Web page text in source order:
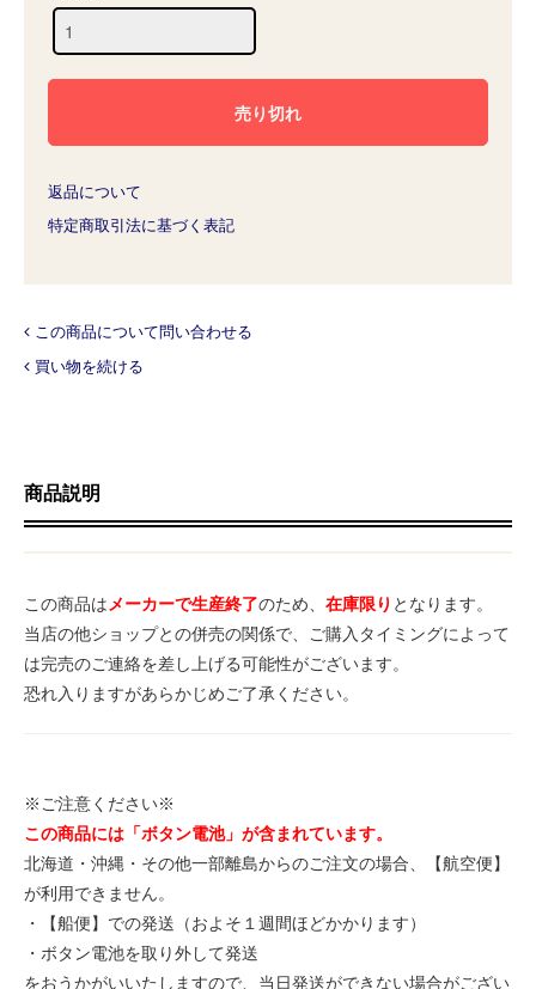
返品について
特定商取引法に基づく表記
この商品について問い合わせる
買い物を続ける
商品説明
この商品は メーカーで生産終了のため、 在庫限り となります。
当店の他ショップとの併売の関係で、ご購入タイミングによって
は完売のご連絡を差し上げる可能性がございます。
恐れ入りますがあらかじめご了承ください。
※ご注意ください※
この商品には「ボタン電池」が含まれています。
北海道・沖縄・その他一部離島からのご注文の場合、【航空便】
が利用できません。
・【船便】での発送（およそ１週間ほどかかります）
・ボタン電池を取り外して発送
をおうかがいいたしますので、当日発送ができない場合がござい